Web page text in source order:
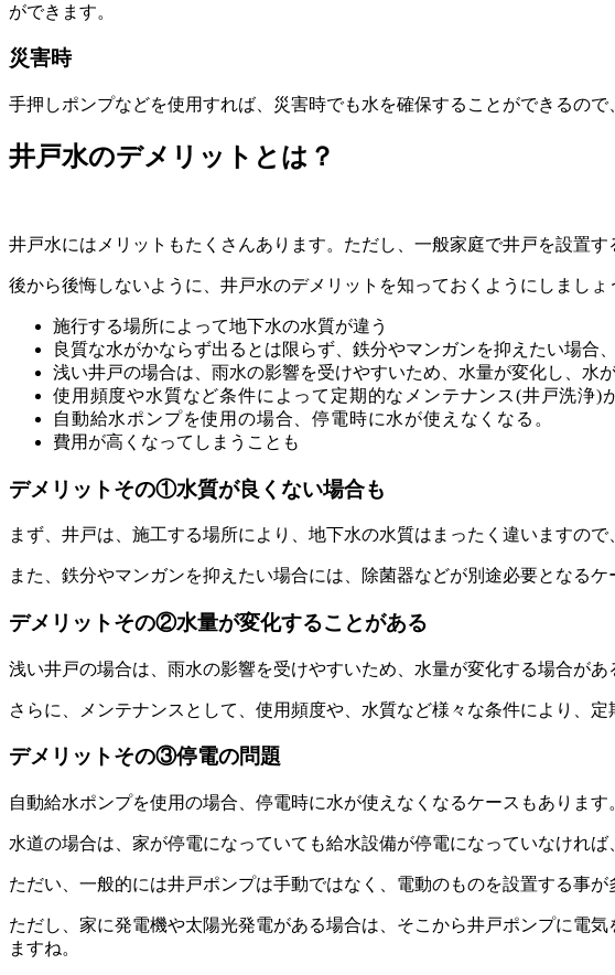
ができます。
災害時
手押しポンプなどを使用すれば、災害時でも水を確保することができるの
井戸水のデメリットとは？
井戸水にはメリットもたくさんあります。ただし、一般家庭で井戸を設置
後から後悔しないように、井戸水のデメリットを知っておくようにしましょ
施行する場所によって地下水の水質が違う
良質な水がかならず出るとは限らず、鉄分やマンガンを抑えたい場合
浅い井戸の場合は、雨水の影響を受けやすいため、水量が変化し、水
使用頻度や水質など条件によって定期的なメンテナンス(井戸洗浄)
自動給水ポンプを使用の場合、停電時に水が使えなくなる。
費用が高くなってしまうことも
デメリットその①水質が良くない場合も
まず、井戸は、施工する場所により、地下水の水質はまったく違いますの
また、鉄分やマンガンを抑えたい場合には、除菌器などが別途必要となるケ
デメリットその②水量が変化することがある
浅い井戸の場合は、雨水の影響を受けやすいため、水量が変化する場合が
さらに、メンテナンスとして、使用頻度や、水質など様々な条件により、定
デメリットその③停電の問題
自動給水ポンプを使用の場合、停電時に水が使えなくなるケースもあります
水道の場合は、家が停電になっていても給水設備が停電になっていなければ
ただい、一般的には井戸ポンプは手動ではなく、電動のものを設置する事
ただし、家に発電機や太陽光発電がある場合は、そこから井戸ポンプに電
ますね。